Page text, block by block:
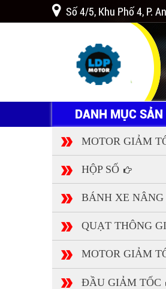
Số 4/5, Khu Phố 4, P.
DANH MỤC
MOTOR GIẢM
HỘP SỐ
BÁNH XE
QUẠT THÔNG
MOTOR GIẢM
ĐẦU GIẢM TỐC